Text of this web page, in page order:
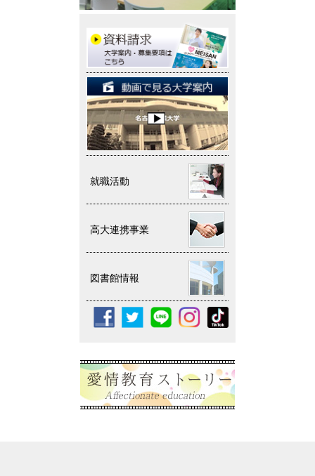
就職活動
高大連携事業
図書館情報